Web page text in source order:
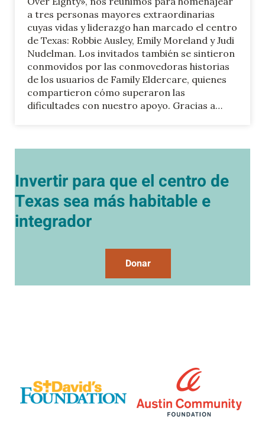
a tres personas mayores extraordinarias
cuyas vidas y liderazgo han marcado el centro
de Texas: Robbie Ausley, Emily Moreland y Judi
Nudelman. Los invitados también se sintieron
conmovidos por las conmovedoras historias
de los usuarios de Family Eldercare, quienes
compartieron cómo superaron las
dificultades con nuestro apoyo. Gracias a…
Invertir para que el centro de
Texas sea más habitable e
integrador
Donar